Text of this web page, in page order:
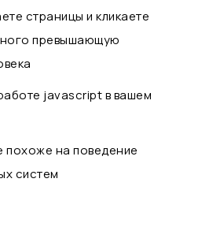
страницы и кликаете
превышающую
javascript в вашем
похоже на поведение
систем